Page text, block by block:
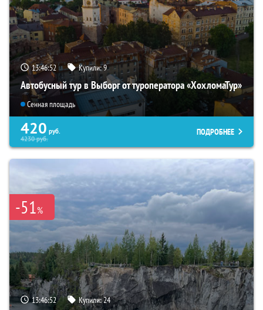
13:46:51 Купили:9
Автобусный тур в Выборг от туроператора «ХохломаТур»
Сенная площадь
420 руб.
4230руб.
ПОДРОБНЕЕ
-51%
13:46:51 Купили:24